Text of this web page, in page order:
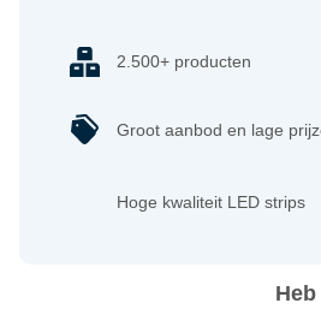
2.500+ producten
Groot aanbod en lage
Hoge kwaliteit LED strips